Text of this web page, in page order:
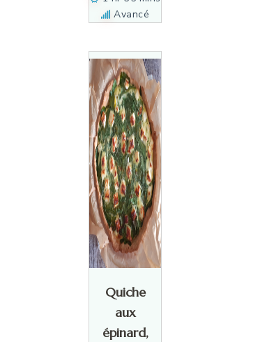
Avancé
Quiche
aux
épinard,